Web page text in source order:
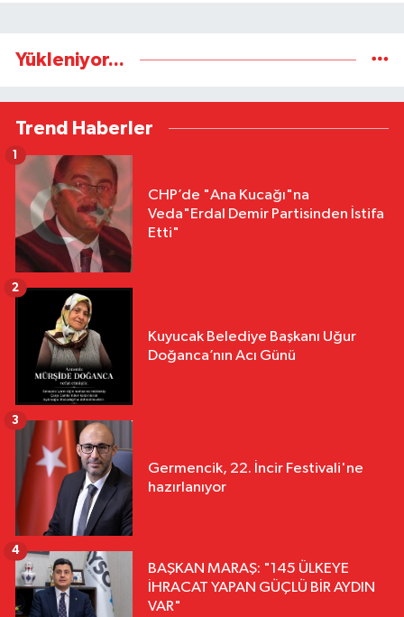
Yükleniyor...
Trend Haberler
CHP’de "Ana Kucağı"na
Veda"Erdal Demir Partisinden İstifa
Etti"
1
Kuyucak Belediye Başkanı Uğur
Doğanca’nın Acı Günü
2
Germencik, 22. İncir Festivali'ne
hazırlanıyor
3
BAŞKAN MARAŞ: "145 ÜLKEYE
İHRACAT YAPAN GÜÇLÜ BİR AYDIN
VAR"
4